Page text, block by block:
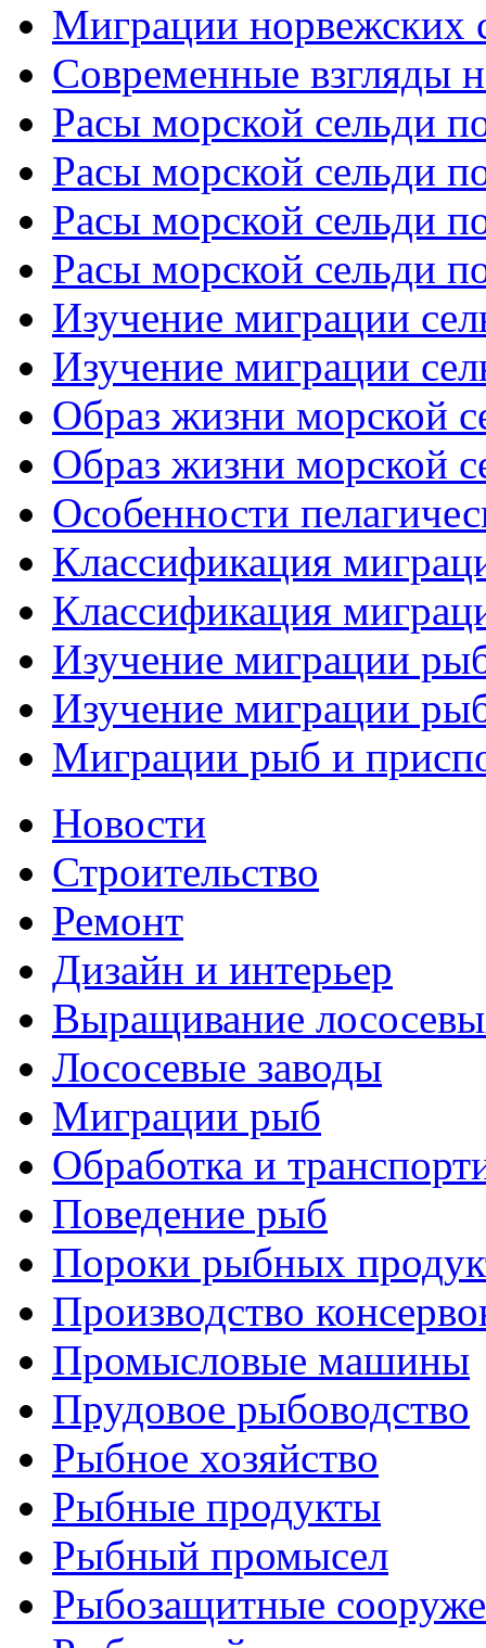
Миграции норвежских
Современные взгляды
Расы морской сельди
Расы морской сельди
Расы морской сельди
Расы морской сельди
Изучение миграции
Изучение миграции
Образ жизни морской
Образ жизни морской
Особенности
Классификация
Классификация
Изучение миграции
Изучение миграции
Миграции рыб и
Новости
Строительство
Ремонт
Дизайн и интерьер
Выращивание
Лососевые заводы
Миграции рыб
Обработка и
Поведение рыб
Пороки рыбных
Производство
Промысловые машины
Прудовое рыбоводство
Рыбное хозяйство
Рыбные продукты
Рыбный промысел
Рыбозащитные